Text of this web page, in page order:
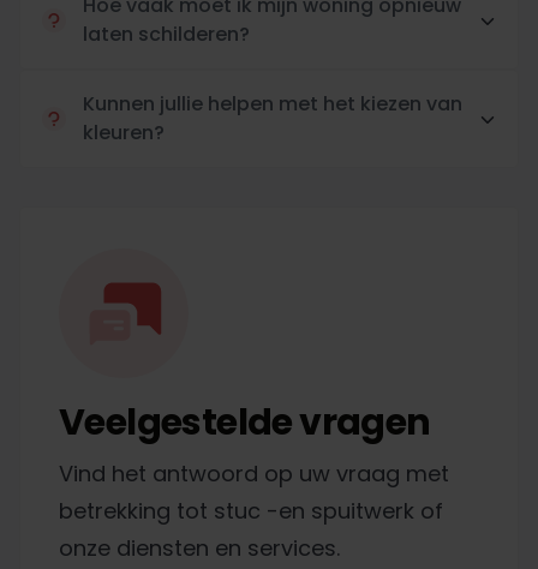
Hoe vaak moet ik mijn woning opnieuw
laten schilderen?
Kunnen jullie helpen met het kiezen van
kleuren?
Veelgestelde vragen
Vind het antwoord op uw vraag met
betrekking tot stuc -en spuitwerk of
onze diensten en services.